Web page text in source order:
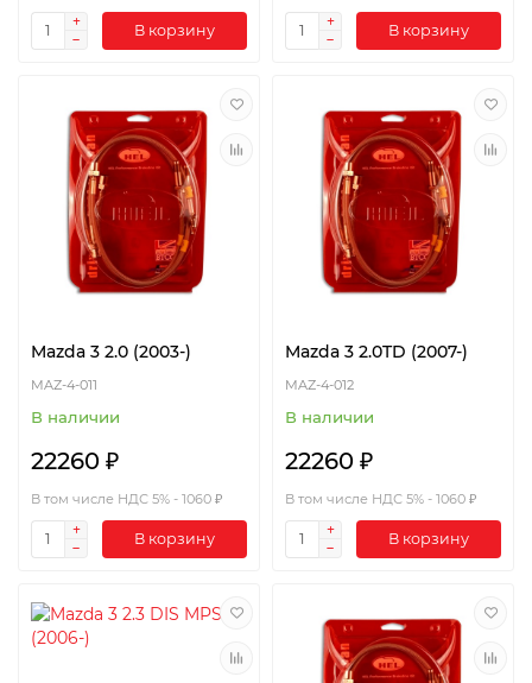
В корзину В корзину
Mazda 3 2.0 (2003-)
MAZ-4-011
В наличии
22260 ₽
В том числе НДС 5% - 1060 ₽
В корзину
Mazda 3 2.0TD (2007-)
MAZ-4-012
В наличии
22260 ₽
В том числе НДС 5% - 1060 ₽
В корзину